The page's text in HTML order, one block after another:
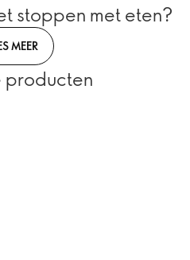
stoppen met eten?
MEER
producten